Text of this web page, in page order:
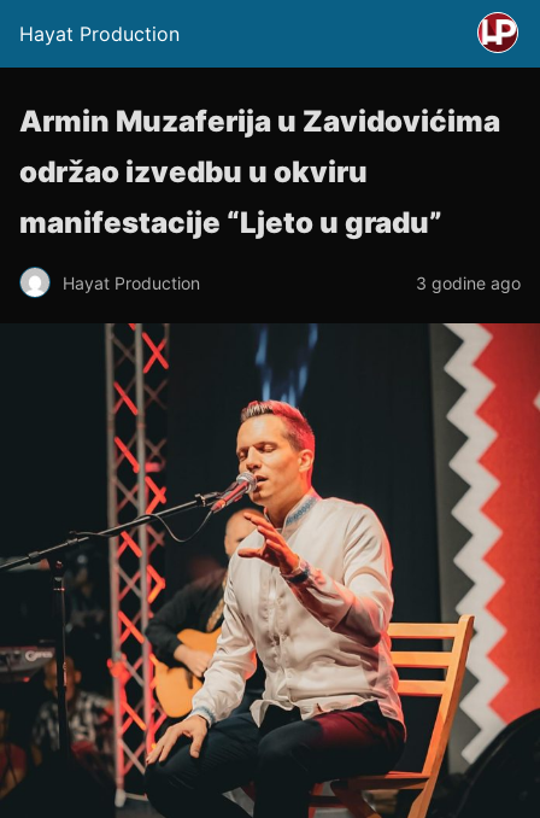
Hayat Production
Armin Muzaferija u Zavidovićima
održao izvedbu u okviru
manifestacije “Ljeto u gradu”
Hayat Production 3 godine ago